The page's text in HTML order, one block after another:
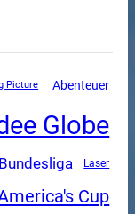
Picture Abenteuer
Globe
Laser
Cup